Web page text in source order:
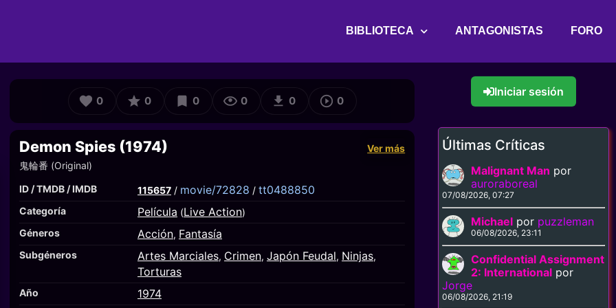
BIBLIOTECA ANTAGONISTAS FORO
0 0 0 0 0 0
Demon Spies (1974)
Ver más
鬼輪番 (Original)
ID / TMDB / IMDB
115657 / movie/72828 / tt0488850
Categoría Película (Live Action)
Géneros
Acción, Fantasía
Subgéneros Artes Marciales, Crimen, Japón Feudal, Ninjas,
Torturas
Año 1974
Iniciar sesión
Últimas Críticas
Malignant Man por
auroraboreal
07/08/2026, 07:27
Michael por puzzleman
06/08/2026, 23:11
Confidential Assignment
2: International por
Jorge
06/08/2026, 21:19